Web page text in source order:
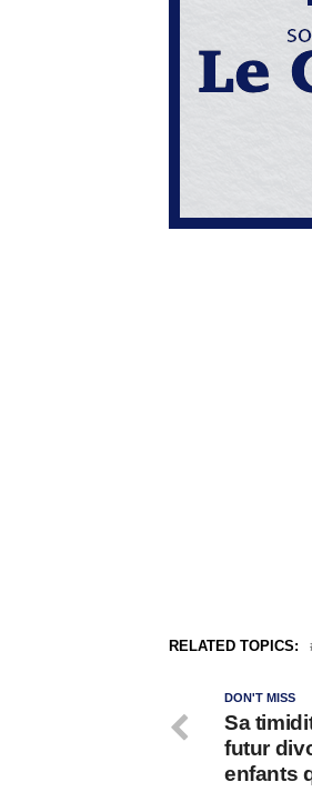
RELATED TOPICS:
DON'T MISS
Sa
futur
enfants